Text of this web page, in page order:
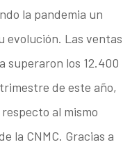
la pandemia un
evolución. Las ventas
superaron los 12.400
de este año,
al mismo
la CNMC. Gracias a